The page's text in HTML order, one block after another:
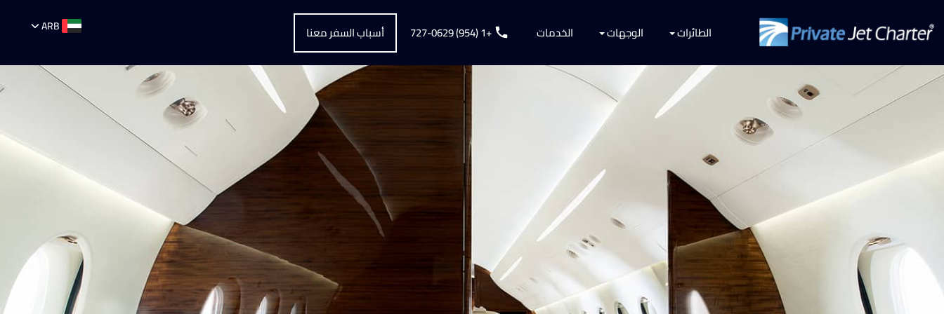
الطائرات الوجهات‏ الخدمات +1 (954) 727-0629 أسباب السفر معنا ARB